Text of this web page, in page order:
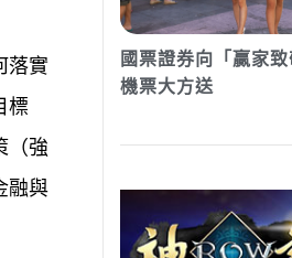
落實
標
（強
融與
國票證券向「贏家
機票大方送